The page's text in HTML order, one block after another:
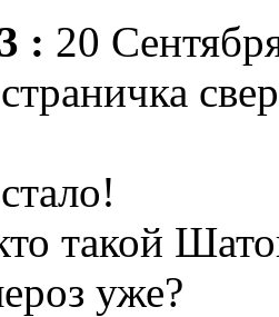
: 20
такой
уже?